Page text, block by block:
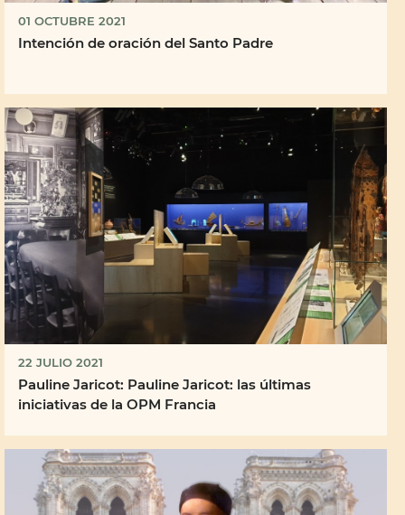
01 OCTUBRE 2021
Intención de oración del Santo Padre
22 JULIO 2021
Pauline Jaricot: Pauline Jaricot: las últimas
iniciativas de la OPM Francia